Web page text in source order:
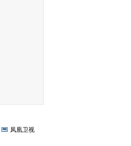
凤凰卫视